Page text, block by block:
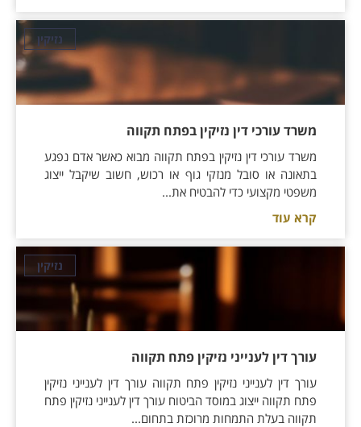
נזיקין
משרד עורכי דין נזיקין בפתח תקווה
משרד עורכי דין נזיקין בפתח תקווה מבוא כאשר אדם נפגע
בתאונה או סובל מנזקי גוף או רכוש, חשוב שיקבל ייצוג
משפטי מקצועי כדי להבטיח את...
קרא עוד
נזיקין
עורך דין לענייני נזיקין פתח תקווה
עורך דין לענייני נזיקין פתח תקווה עורך דין לענייני נזיקין
פתח תקווה ייצוג במוסד הביטוח עורך דין לענייני נזיקין פתח
תקווה בעלת התמחות מרוכזת בתחום...